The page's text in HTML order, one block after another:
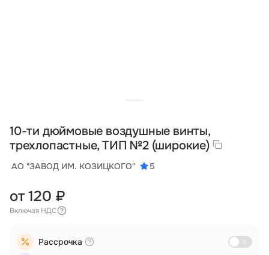
10-ти дюймовые воздушные винты,
трехлопастные, ТИП №2 (широкие)
АО "ЗАВОД ИМ. КОЗИЦКОГО" 5
от 120 ₽
Включая НДС
Рассрочка